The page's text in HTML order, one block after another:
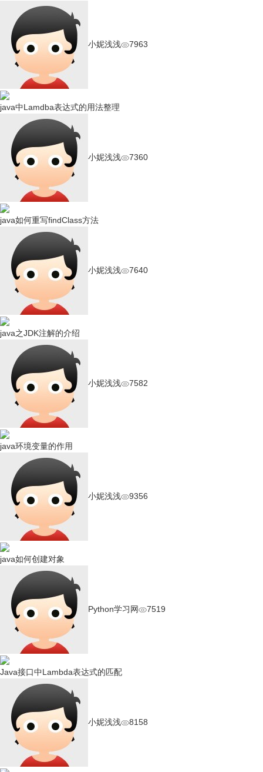
小妮浅浅 7963
java中Lamdba表达式的用法整理
小妮浅浅 7360
java如何重写findClass方法
小妮浅浅 7640
java之JDK注解的介绍
小妮浅浅 7582
java环境变量的作用
小妮浅浅 9356
java如何创建对象
Python学习网 7519
Java接口中Lambda表达式的匹配
小妮浅浅 8158